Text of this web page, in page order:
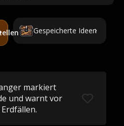
Gespeicherte Ideen
markiert
und warnt vor